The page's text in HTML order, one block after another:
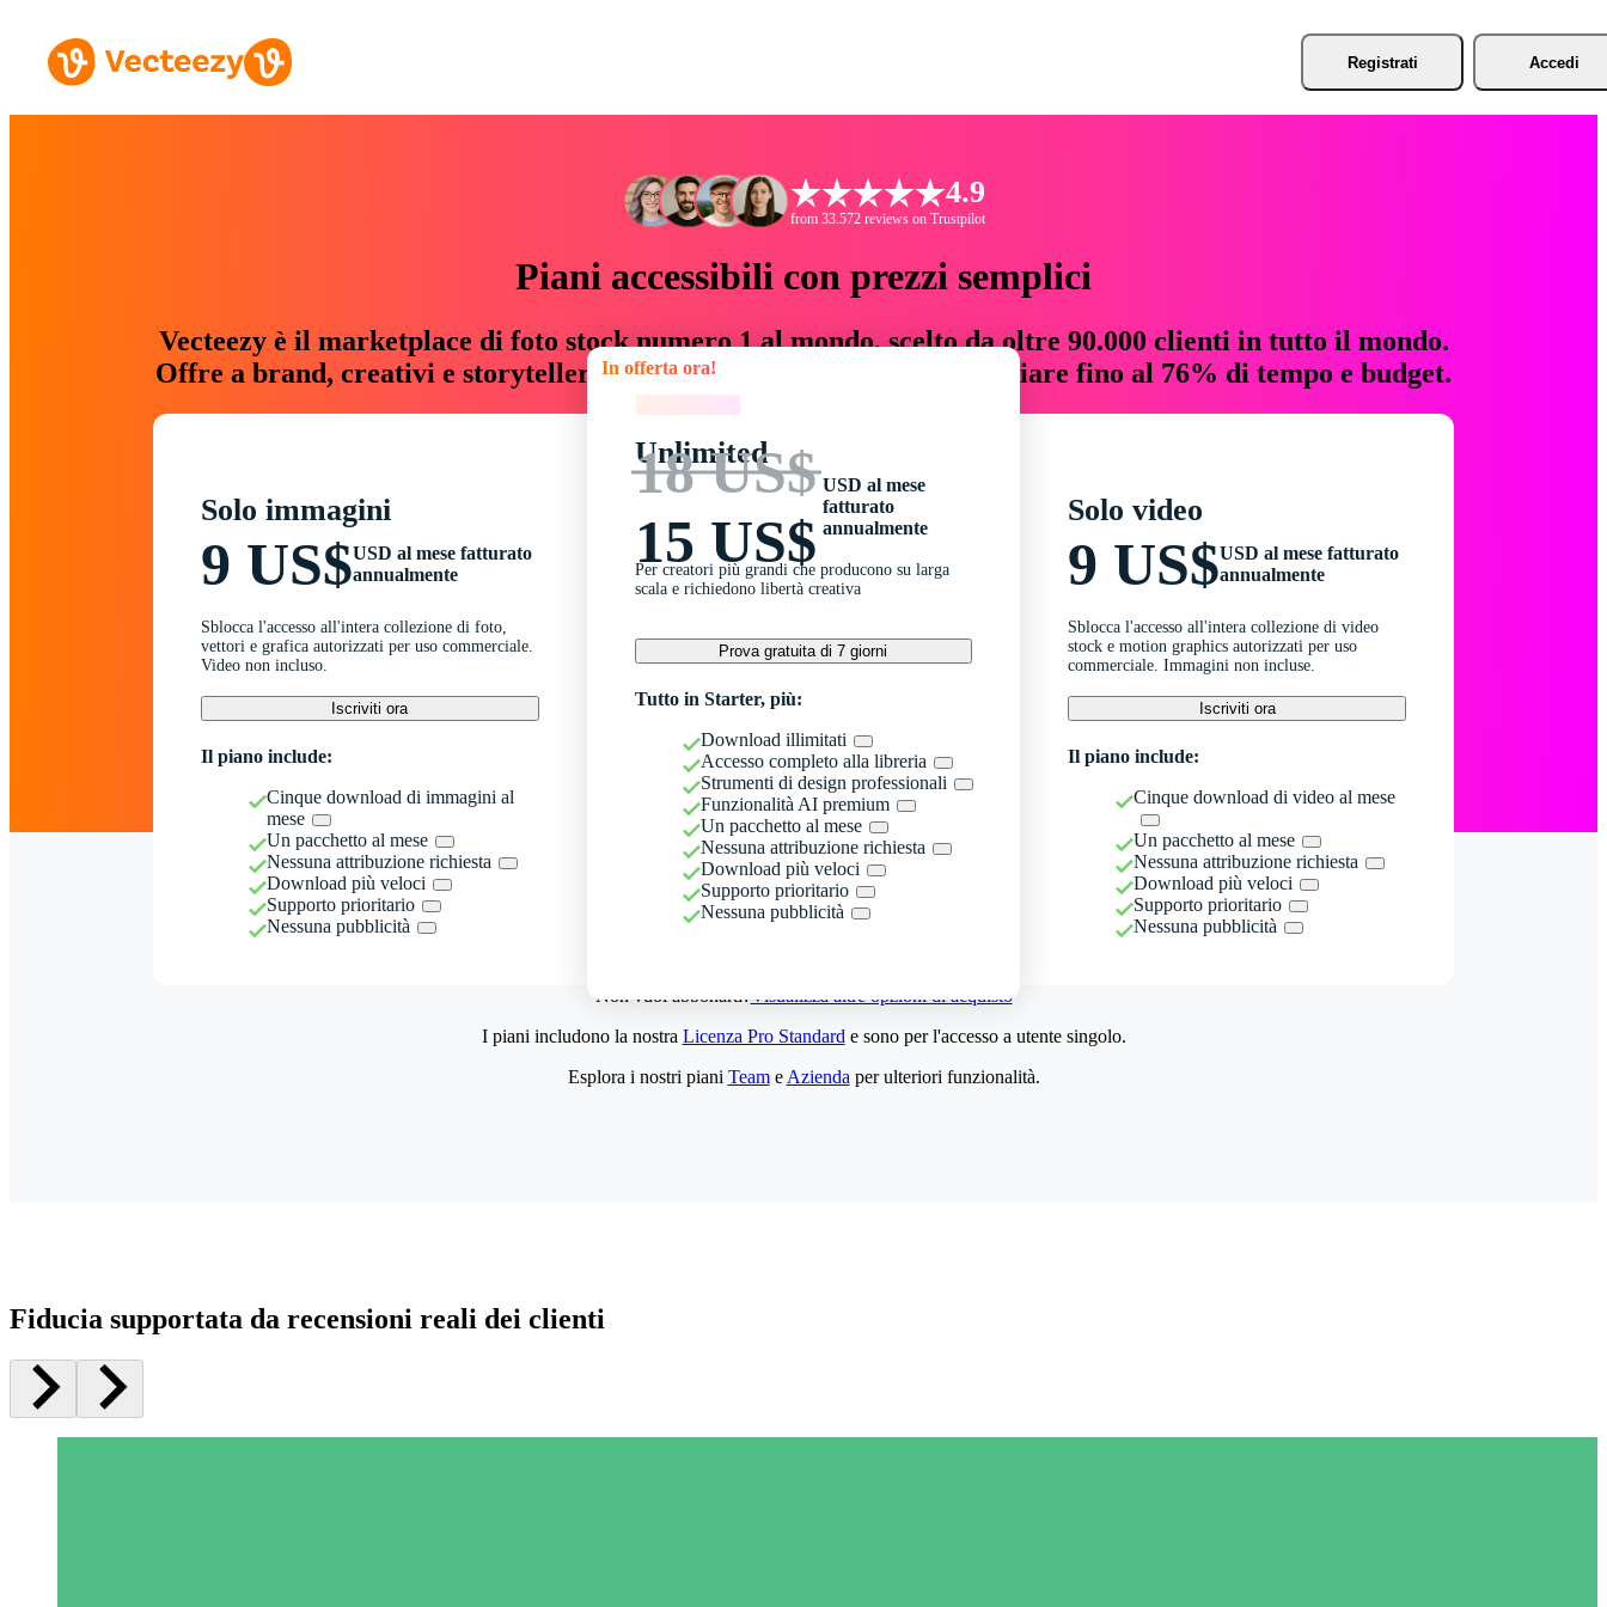
Registrati Accedi
4.9
from 33.572 reviews on Trustpilot
Piani accessibili con prezzi semplici
Vecteezy è il marketplace di foto stock numero 1 al mondo, scelto da oltre 90.000 clienti in tutto il mondo.
Offre a brand, creativi e storyteller risorse creative che fanno risparmiare fino al 76% di tempo e budget.
Solo immagini
9 US$USD al mese fatturato
annualmente
Sblocca l'accesso all'intera collezione di foto,
vettori e grafica autorizzati per uso commerciale.
Video non incluso.
Iscriviti ora
Il piano include:
Cinque download di immagini al
mese
Un pacchetto al mese
Nessuna attribuzione richiesta
Download più veloci
Supporto prioritario
Nessuna pubblicità
In offerta ora!
Unlimited
18 US$
15 US$
USD al mese
fatturato
annualmente
Per creatori più grandi che producono su larga
scala e richiedono libertà creativa
Prova gratuita di 7 giorni
Tutto in Starter, più:
Download illimitati
Accesso completo alla libreria
Strumenti di design professionali
Funzionalità AI premium
Un pacchetto al mese
Nessuna attribuzione richiesta
Download più veloci
Supporto prioritario
Nessuna pubblicità
Solo video
9 US$USD al mese fatturato
annualmente
Sblocca l'accesso all'intera collezione di video
stock e motion graphics autorizzati per uso
commerciale. Immagini non incluse.
Iscriviti ora
Il piano include:
Cinque download di video al mese
Un pacchetto al mese
Nessuna attribuzione richiesta
Download più veloci
Supporto prioritario
Nessuna pubblicità
Non vuoi abbonarti?Visualizza altre opzioni di acquisto
I piani includono la nostra Licenza Pro Standard e sono per l'accesso a utente singolo.
Esplora i nostri piani Teame Azienda per ulteriori funzionalità.
Fiducia supportata da recensioni reali dei clienti